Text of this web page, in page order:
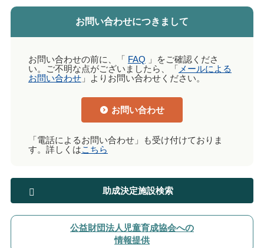
お問い合わせにつきまして
お問い合わせの前に、「 FAQ 」をご確認くださ
い。ご不明な点がございましたら、「 メールによる
お問い合わせ」よりお問い合わせください。
お問い合わせ
「電話によるお問い合わせ」も受け付けておりま
す。詳しくはこちら
助成決定施設検索
公益財団法人児童育成協会への
情報提供